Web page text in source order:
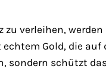
zu verleihen,
Gold, die
sondern schützt